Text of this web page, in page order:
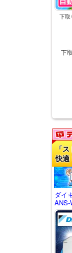
下取
下
「
快適
ダイ
ANS-